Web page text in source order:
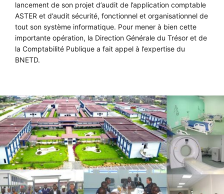
lancement de son projet d’audit de l’application comptable
ASTER et d’audit sécurité, fonctionnel et organisationnel de
tout son système informatique. Pour mener à bien cette
importante opération, la Direction Générale du Trésor et de
la Comptabilité Publique a fait appel à l’expertise du
BNETD.